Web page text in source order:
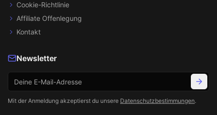
Cookie-Richtlinie
Affiliate Offenlegung
Kontakt
Newsletter
Mit der Anmeldung akzeptierst du unsere Datenschutzbestimmungen.